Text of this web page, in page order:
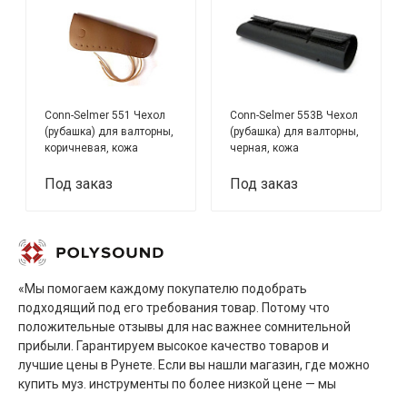
Conn-Selmer 551 Чехол
(рубашка) для валторны,
коричневая, кожа
Под заказ
Conn-Selmer 553B Чехол
(рубашка) для валторны,
черная, кожа
Под заказ
«Мы помогаем каждому покупателю подобрать
подходящий под его требования товар. Потому что
положительные отзывы для нас важнее сомнительной
прибыли. Гарантируем высокое качество товаров и
лучшие цены в Рунете. Если вы нашли магазин, где можно
купить муз. инструменты по более низкой цене — мы